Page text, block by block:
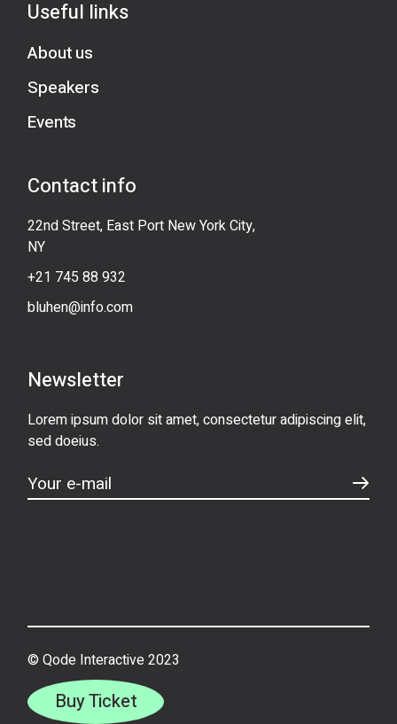
Useful links
About us
Speakers
Events
Contact info
22nd Street, East Port New York City,
NY
+21 745 88 932
bluhen@info.com
Newsletter
Lorem ipsum dolor sit amet, consectetur adipiscing elit,
sed doeius.
© Qode Interactive 2023
Buy Ticket